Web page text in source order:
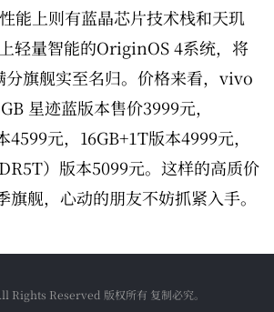
能上则有蓝晶芯片技术栈和天玑
轻量智能的OriginOS 4系统，将
旗舰实至名归。价格来看，vivo
星迹蓝版本售价3999元，
4599元，16GB+1T版本4999元，
）版本5099元。这样的高质价
旗舰，心动的朋友不妨抓紧入手。
Reserved 版权所有 复制必究。